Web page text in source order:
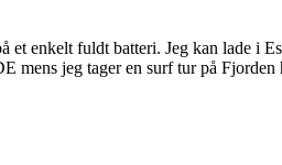
et enkelt fuldt batteri. Jeg kan lade i
jeg tager en surf tur på Fjorden